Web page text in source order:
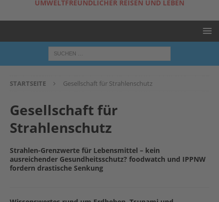
UMWELTFREUNDLICHER REISEN UND LEBEN
STARTSEITE Gesellschaft für Strahlenschutz
Gesellschaft für
Strahlenschutz
Strahlen-Grenzwerte für Lebensmittel – kein
ausreichender Gesundheitsschutz? foodwatch und IPPNW
fordern drastische Senkung